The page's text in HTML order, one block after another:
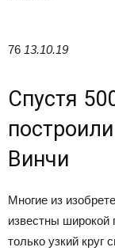
76 13.10.19
Спустя
Винчи
Многие из
известны широкой
только узкий круг